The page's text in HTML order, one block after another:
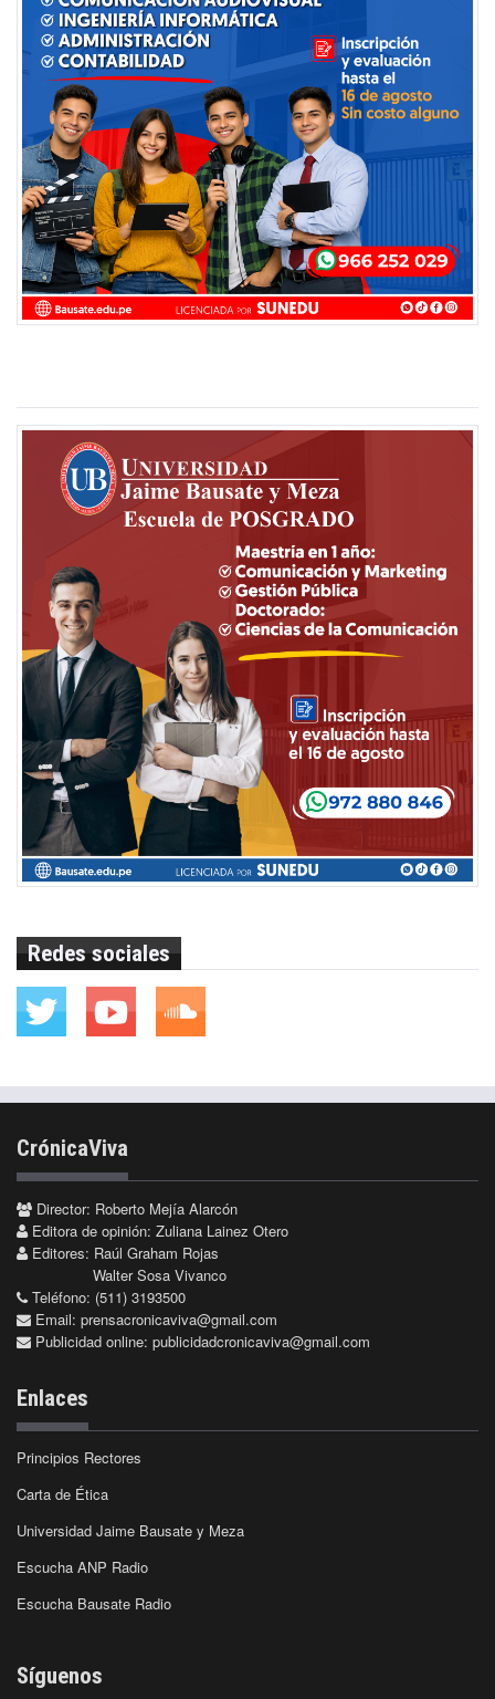
Redes sociales
CrónicaViva
Director: Roberto Mejía Alarcón
Editora de opinión: Zuliana Lainez Otero
Editores: Raúl Graham Rojas
Walter Sosa Vivanco
Teléfono: (511) 3193500
Email: prensacronicaviva@gmail.com
Publicidad online: publicidadcronicaviva@gmail.com
Enlaces
Principios Rectores
Carta de Ética
Universidad Jaime Bausate y Meza
Escucha ANP Radio
Escucha Bausate Radio
Síguenos